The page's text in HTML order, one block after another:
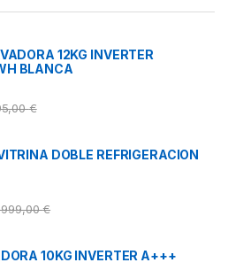
12KG INVERTER
BLANCA
€
DOBLE REFRIGERACION
€
10KG INVERTER A+++